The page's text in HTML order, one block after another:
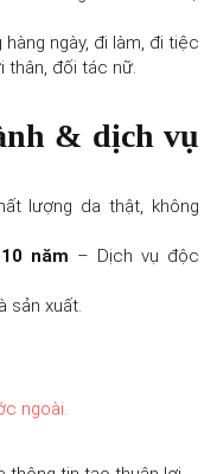
hàng ngày, đi làm, đi tiệc
thân, đối tác nữ.
& dịch vụ
lượng da thật, không
năm – Dịch vụ độc
sản xuất.
ngoài.